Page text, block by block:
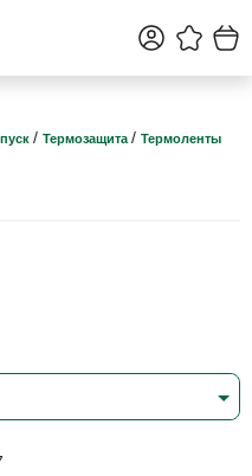
/ Термозащита / Термоленты